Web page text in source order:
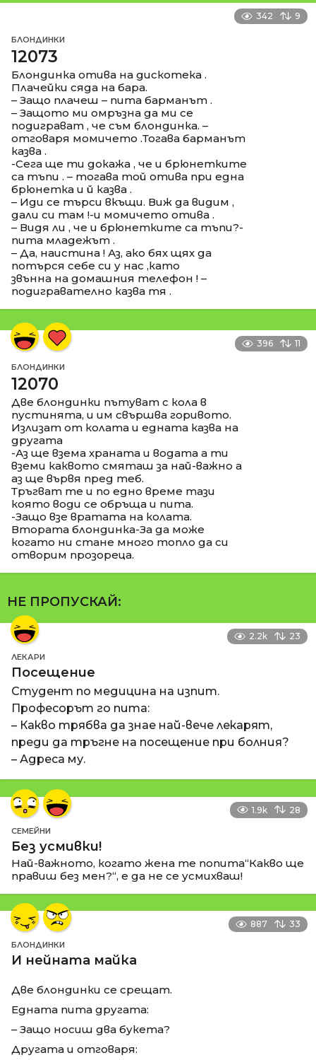
342 9
БЛОНДИНКИ
12073
Блондинка отива на дискотека .
Плачейки сяда на бара.
– Защо плачеш – пита барманът .
– Защото ми омръзна да ми се
подиграват , че съм блондинка. –
отговаря момичето .Тогава барманът
казва .
-Сега ще ти докажа , че и брюнетките
са тъпи . – тогава той отива при една
брюнетка и й казва .
– Иди се търси вкъщи. Виж да видим ,
дали си там !-и момичето отива .
– Видя ли , че и брюнетките са тъпи?-
пита младежът .
– Да, наистина ! Аз, ако бях щях да
потърся себе си у нас ,като
звънна на домашния телефон ! –
подигравателно казва тя .
396 11
БЛОНДИНКИ
12070
Две блондинки пътуват с кола в
пустинята, и им свършва горивото.
Излизат от колата и едната казва на
другата
-Аз ще взема храната и водата а ти
вземи каквото смяташ за най-важно а
аз ще вървя пред теб.
Тръгват те и по едно време тази
която води се обръща и пита.
-Защо взе вратата на колата.
Втората блондинка-За да може
когато ни стане много топло да си
отворим прозореца.
НЕ ПРОПУСКАЙ:
2.2k 23
ЛЕКАРИ
Посещение
Студент по медицина на изпит.
Професорът го пита:
– Какво трябва да знае най-вече лекарят,
преди да тръгне на посещение при болния?
– Адреса му.
1.9k 28
СЕМЕЙНИ
Без усмивки!
Най-важното, когато жена те попита“Какво ще
правиш без мен?“, е да не се усмихваш!
887 33
БЛОНДИНКИ
И нейната майка
Две блондинки се срещат.
Едната пита другата:
– Защо носиш два букета?
Другата и отговаря: